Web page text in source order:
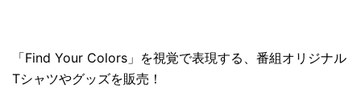
「Find Your Colors」を視覚で表現する、番組オリジナル
Tシャツやグッズを販売！